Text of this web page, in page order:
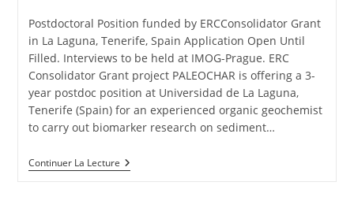
Postdoctoral Position funded by ERCConsolidator Grant
in La Laguna, Tenerife, Spain Application Open Until
Filled. Interviews to be held at IMOG-Prague. ERC
Consolidator Grant project PALEOCHAR is offering a 3-
year postdoc position at Universidad de La Laguna,
Tenerife (Spain) for an experienced organic geochemist
to carry out biomarker research on sediment…
Continuer La Lecture